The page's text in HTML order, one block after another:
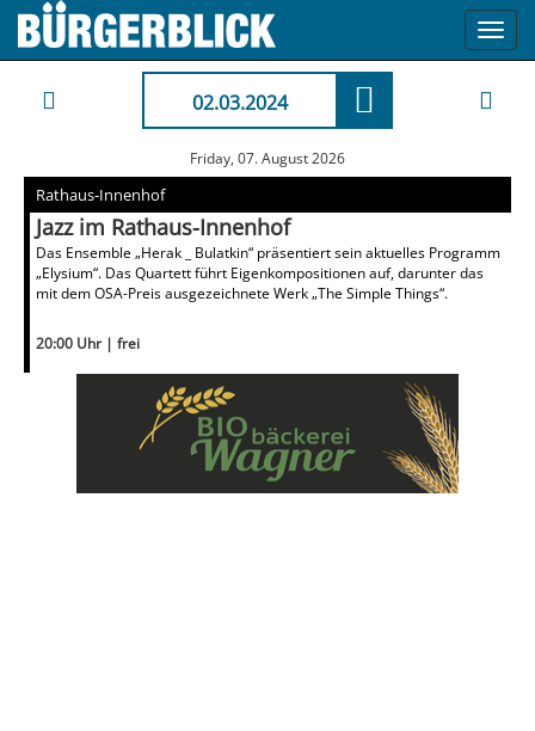
02.03.2024
Friday, 07. August 2026
Rathaus-Innenhof
Jazz im Rathaus-Innenhof
Das Ensemble „Herak _ Bulatkin“ präsentiert sein aktuelles Programm
„Elysium“. Das Quartett führt Eigenkompositionen auf, darunter das
mit dem OSA-Preis ausgezeichnete Werk „The Simple Things“.
20:00 Uhr | frei